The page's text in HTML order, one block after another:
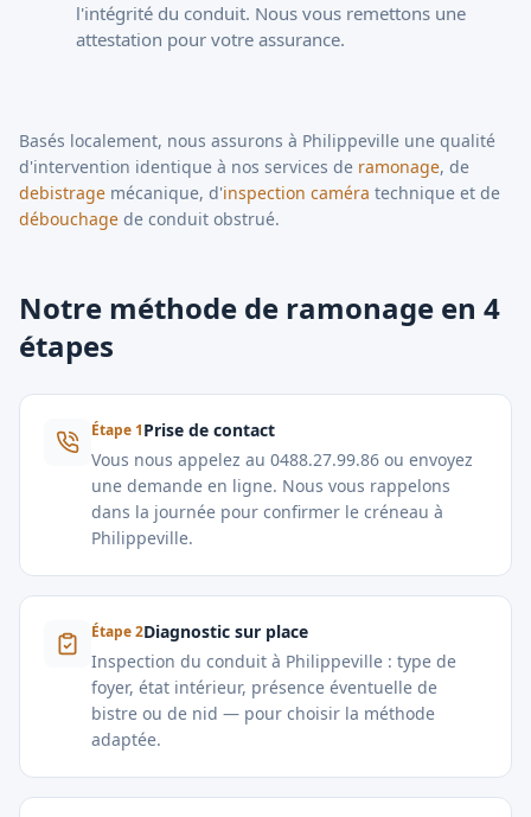
l'intégrité du conduit. Nous vous remettons une
attestation pour votre assurance.
Basés localement, nous assurons à Philippeville une qualité
d'intervention identique à nos services de ramonage, de
debistrage mécanique, d'inspection caméra technique et de
débouchage de conduit obstrué.
Notre méthode de ramonage en 4
étapes
Étape 1Prise de contact
Vous nous appelez au 0488.27.99.86 ou envoyez
une demande en ligne. Nous vous rappelons
dans la journée pour confirmer le créneau à
Philippeville.
Étape2Diagnostic sur place
Inspection du conduit à Philippeville : type de
foyer, état intérieur, présence éventuelle de
bistre ou de nid — pour choisir la méthode
adaptée.